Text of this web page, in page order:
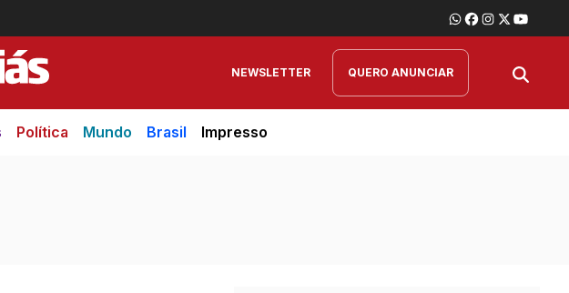
NEWSLETTER QUERO ANUNCIAR
Política Mundo Brasil Impresso